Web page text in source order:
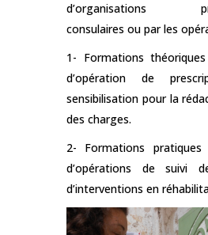
d’organisations
consulaires ou par les
1- Formations
d’opération de
sensibilisation pour la
des charges.
2- Formations
d’opérations de suivi
d’interventions en